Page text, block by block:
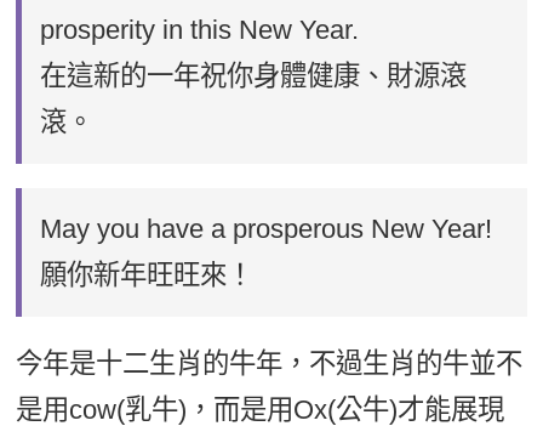
prosperity in this New Year.
在這新的一年祝你身體健康、財源滾
滾。
May you have a prosperous New Year!
願你新年旺旺來！
今年是十二生肖的牛年，不過生肖的牛並不
是用cow(乳牛)，而是用Ox(公牛)才能展現